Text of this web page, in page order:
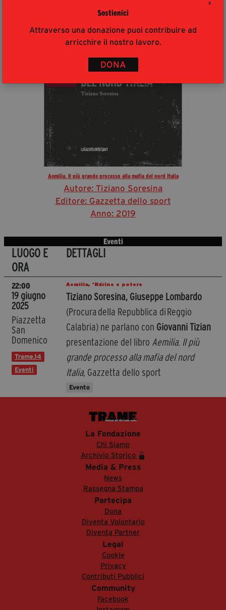
X
Sostienici
Attraverso una donazione puoi contribuire ad
arricchire il nostro lavoro.
DONA
Aemilia. Il più grande processo alla mafia del nord Italia
Autore: Tiziano Soresina
Editore: Gazzetta dello sport
Anno: 2019
Eventi
LUOGO E
ORA
DETTAGLI
22:00
19 giugno
2025
Piazzetta
San
Domenico
Trame.14
Eventi
Aemilia, ‘Ndrine e potere
Tiziano Soresina, Giuseppe Lombardo
(Procura della Repubblica di Reggio
Calabria) ne parlano con Giovanni Tizian
presentazione del libro Aemilia. Il più
grande processo alla mafia del nord
Italia, Gazzetta dello sport
Evento
La Fondazione
Chi Siamo
Archivio Storico
Media & Press
News
Rassegna Stampa
Partecipa
Dona
Diventa Volontario
Diventa Partner
Legal
Cookie
Privacy
Contributi Pubblici
Community
Facebook